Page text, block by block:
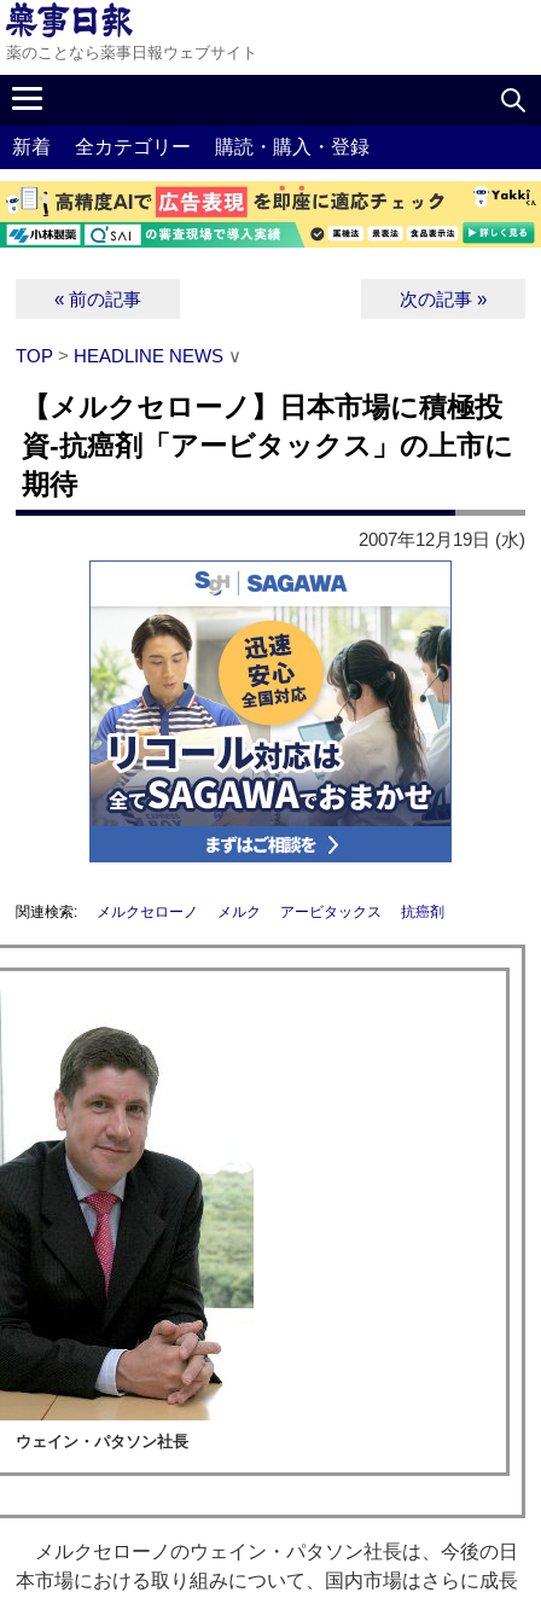
薬のことなら薬事日報ウェブサイト
新着 全カテゴリー 購読・購入・登録
« 前の記事 次の記事 »
TOP > HEADLINE NEWS ∨
【メルクセローノ】日本市場に積極投
資‐抗癌剤「アービタックス」の上市に
期待
2007年12月19日 (水)
関連検索: メルクセローノ メルク アービタックス 抗癌剤
ウェイン・パタソン社長
メルクセローノのウェイン・パタソン社長は、今後の日
本市場における取り組みについて、国内市場はさらに成長